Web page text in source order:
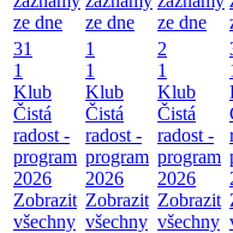
ze dne
ze dne
ze dne
31
1
Klub
Čistá
radost -
program
2026
Zobrazit
všechny
1
1
Klub
Čistá
radost -
program
2026
Zobrazit
všechny
2
1
Klub
Čistá
radost -
program
2026
Zobrazit
všechny